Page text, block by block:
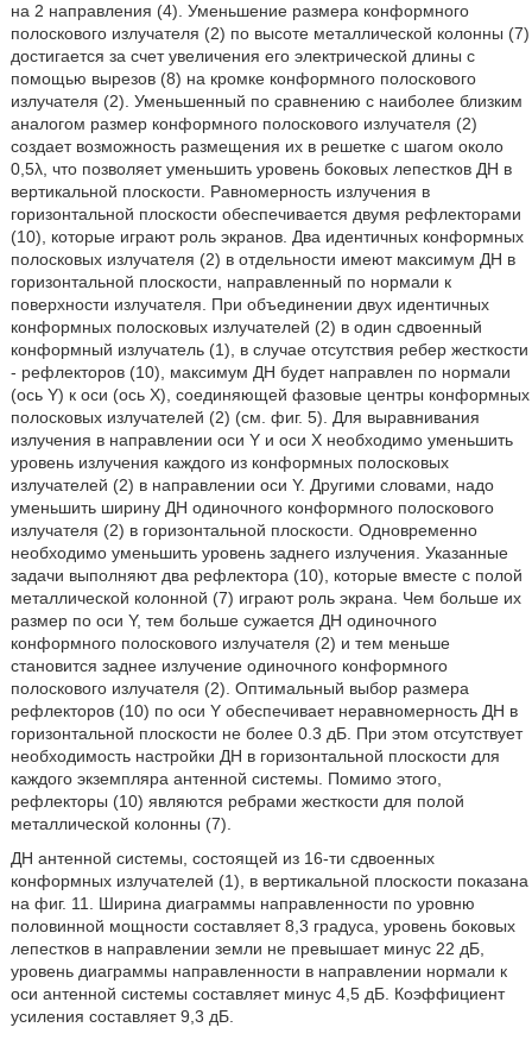
на 2 направления (4). Уменьшение размера конформного
полоскового излучателя (2) по высоте металлической колонны (7)
достигается за счет увеличения его электрической длины с
помощью вырезов (8) на кромке конформного полоскового
излучателя (2). Уменьшенный по сравнению с наиболее близким
аналогом размер конформного полоскового излучателя (2)
создает возможность размещения их в решетке с шагом около
0,5λ, что позволяет уменьшить уровень боковых лепестков ДН в
вертикальной плоскости. Равномерность излучения в
горизонтальной плоскости обеспечивается двумя рефлекторами
(10), которые играют роль экранов. Два идентичных конформных
полосковых излучателя (2) в отдельности имеют максимум ДН в
горизонтальной плоскости, направленный по нормали к
поверхности излучателя. При объединении двух идентичных
конформных полосковых излучателей (2) в один сдвоенный
конформный излучатель (1), в случае отсутствия ребер жесткости
- рефлекторов (10), максимум ДН будет направлен по нормали
(ось Y) к оси (ось X), соединяющей фазовые центры конформных
полосковых излучателей (2) (см. фиг. 5). Для выравнивания
излучения в направлении оси Y и оси X необходимо уменьшить
уровень излучения каждого из конформных полосковых
излучателей (2) в направлении оси Y. Другими словами, надо
уменьшить ширину ДН одиночного конформного полоскового
излучателя (2) в горизонтальной плоскости. Одновременно
необходимо уменьшить уровень заднего излучения. Указанные
задачи выполняют два рефлектора (10), которые вместе с полой
металлической колонной (7) играют роль экрана. Чем больше их
размер по оси Y, тем больше сужается ДН одиночного
конформного полоскового излучателя (2) и тем меньше
становится заднее излучение одиночного конформного
полоскового излучателя (2). Оптимальный выбор размера
рефлекторов (10) по оси Y обеспечивает неравномерность ДН в
горизонтальной плоскости не более 0.3 дБ. При этом отсутствует
необходимость настройки ДН в горизонтальной плоскости для
каждого экземпляра антенной системы. Помимо этого,
рефлекторы (10) являются ребрами жесткости для полой
металлической колонны (7).
ДН антенной системы, состоящей из 16-ти сдвоенных
конформных излучателей (1), в вертикальной плоскости показана
на фиг. 11. Ширина диаграммы направленности по уровню
половинной мощности составляет 8,3 градуса, уровень боковых
лепестков в направлении земли не превышает минус 22 дБ,
уровень диаграммы направленности в направлении нормали к
оси антенной системы составляет минус 4,5 дБ. Коэффициент
усиления составляет 9,3 дБ.